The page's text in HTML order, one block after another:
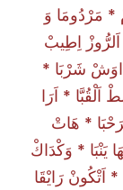
* مَرْدُومَا وَ
اِطِيبْ
شَرْبَا *
اَلْقُبَّا * اَرَا
* هَاتْ
يَنْبَا * وَكْدَاكْ
اَتْكُونْ رَايْقَا